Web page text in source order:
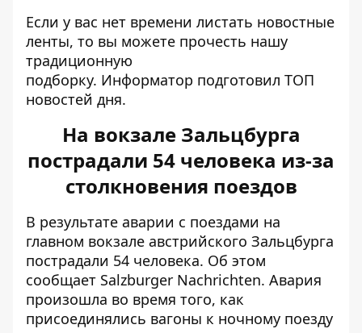
Если у вас нет времени листать новостные
ленты, то вы можете прочесть нашу
традиционную
подборку. Информатор подготовил ТОП
новостей дня.
На вокзале Зальцбурга
пострадали 54 человека из-за
столкновения поездов
В результате аварии с поездами на
главном вокзале австрийского Зальцбурга
пострадали 54 человека. Об этом
сообщает Salzburger Nachrichten. Авария
произошла во время того, как
присоединялись вагоны к ночному поезду